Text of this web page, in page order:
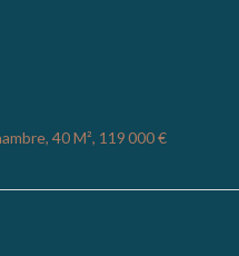
40 M², 119 000 €